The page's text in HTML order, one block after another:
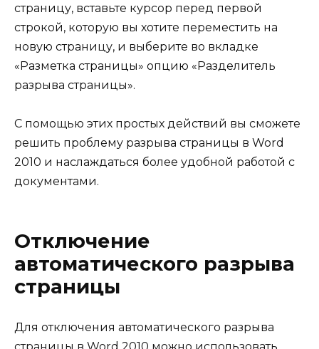
страницу, вставьте курсор перед первой
строкой, которую вы хотите переместить на
новую страницу, и выберите во вкладке
«Разметка страницы» опцию «Разделитель
разрыва страницы».
С помощью этих простых действий вы сможете
решить проблему разрыва страницы в Word
2010 и наслаждаться более удобной работой с
документами.
Отключение
автоматического разрыва
страницы
Для отключения автоматического разрыва